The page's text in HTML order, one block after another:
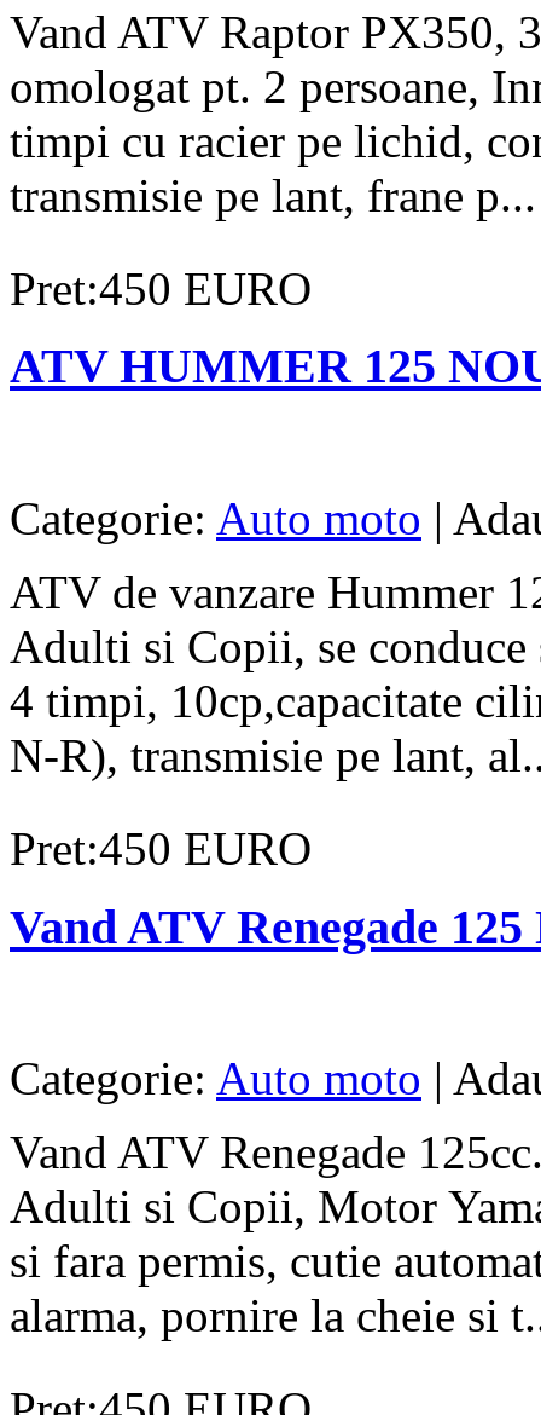
Vand ATV Raptor PX350,
omologat pt. 2 persoane,
timpi cu racier pe lichid,
transmisie pe lant, frane p...
Pret:450 EURO
ATV HUMMER 125
Categorie: Auto moto |
ATV de vanzare Hummer
Adulti si Copii, se conduce
4 timpi, 10cp,capacitate
N-R), transmisie pe lant,
Pret:450 EURO
Vand ATV Renegade
Categorie: Auto moto |
Vand ATV Renegade
Adulti si Copii, Motor
si fara permis, cutie
alarma, pornire la cheie si